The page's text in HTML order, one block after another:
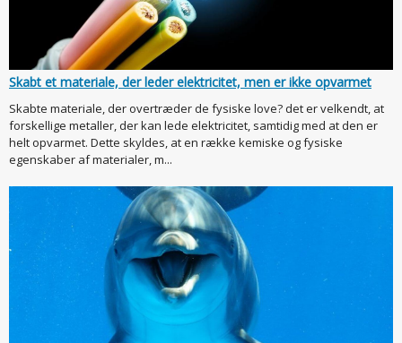
Skabt et materiale, der leder elektricitet, men er ikke opvarmet
Skabte materiale, der overtræder de fysiske love? det er velkendt, at
forskellige metaller, der kan lede elektricitet, samtidig med at den er
helt opvarmet. Dette skyldes, at en række kemiske og fysiske
egenskaber af materialer, m...